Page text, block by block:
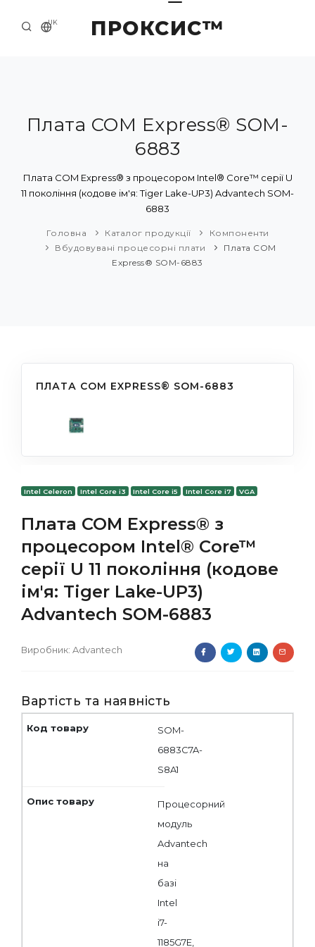
ПРОКСИС™
UK
ПРО НАС
ПРИКЛАДИ ТА РІШЕННЯ
КАТАЛОГ ПРОДУКЦІЇ
Плата COM Express® SOM-
6883
Плата COM Express® з процесором Intel® Core™ серії U
11 покоління (кодове ім'я: Tiger Lake-UP3) Advantech SOM-
6883
Головна Каталог продукції
Компоненти
Вбудовувані процесорні плати
Плата COM
Express® SOM-6883
ПЛАТА COM EXPRESS® SOM-6883
Intel Celeron Intel Core i3 Intel Core i5 Intel Core i7 VGA
Плата COM Express® з
процесором Intel® Core™
серії U 11 покоління (кодове
ім'я: Tiger Lake-UP3)
Advantech SOM-6883
Виробник: Advantech
Вартість та наявність
SOM-
6883C7A-
S8A1
Процесорний
модуль
Advantech
на
базі
Intel
i7-
1185G7E,